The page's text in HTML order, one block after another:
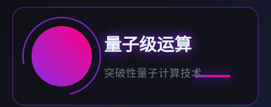
量子级运算
突破性量子计算技术